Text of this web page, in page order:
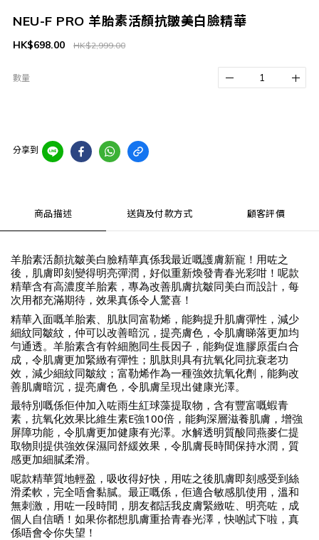
NEU-F PRO 羊胎素活顏抗皺美白臉精華
HK$2,999.00
HK$698.00
數量
分享到
商品描述 送貨及付款方式 顧客評價
羊胎素活顏抗皺美白臉精華真係我最近嘅護膚新寵！用咗之
後，肌膚即刻變得明亮彈潤，好似重新煥發青春光彩咁！呢款
精華含有高濃度羊胎素，專為改善肌膚抗皺同美白而設計，每
次用都充滿期待，效果真係令人驚喜！
精華入面嘅羊胎素、肌肽同富勒烯，能夠提升肌膚彈性，減少
細紋同皺紋，仲可以改善暗沉，提亮膚色，令肌膚睇落更加均
勻通透。羊胎素含有幹細胞同生長因子，能夠促進膠原蛋白合
成，令肌膚更加緊緻有彈性；肌肽則具有抗氧化同抗衰老功
效，減少細紋同皺紋；富勒烯作為一種強效抗氧化劑，能夠改
善肌膚暗沉，提亮膚色，令肌膚呈現出健康光澤。
最特別嘅係佢仲加入咗雨生紅球藻提取物，含有豐富嘅蝦青
素，抗氧化效果比維生素E強100倍，能夠深層滋養肌膚，增強
屏障功能，令肌膚更加健康有光澤。水解透明質酸同燕麥仁提
取物則提供強效保濕同舒緩效果，令肌膚長時間保持水潤，質
感更加細膩柔滑。
呢款精華質地輕盈，吸收得好快，用咗之後肌膚即刻感受到絲
滑柔軟，完全唔會黏膩。最正嘅係，佢適合敏感肌使用，溫和
無刺激，用咗一段時間，朋友都話我皮膚緊緻咗、明亮咗，成
個人自信晒！如果你都想肌膚重拾青春光澤，快啲試下啦，真
係唔會令你失望！